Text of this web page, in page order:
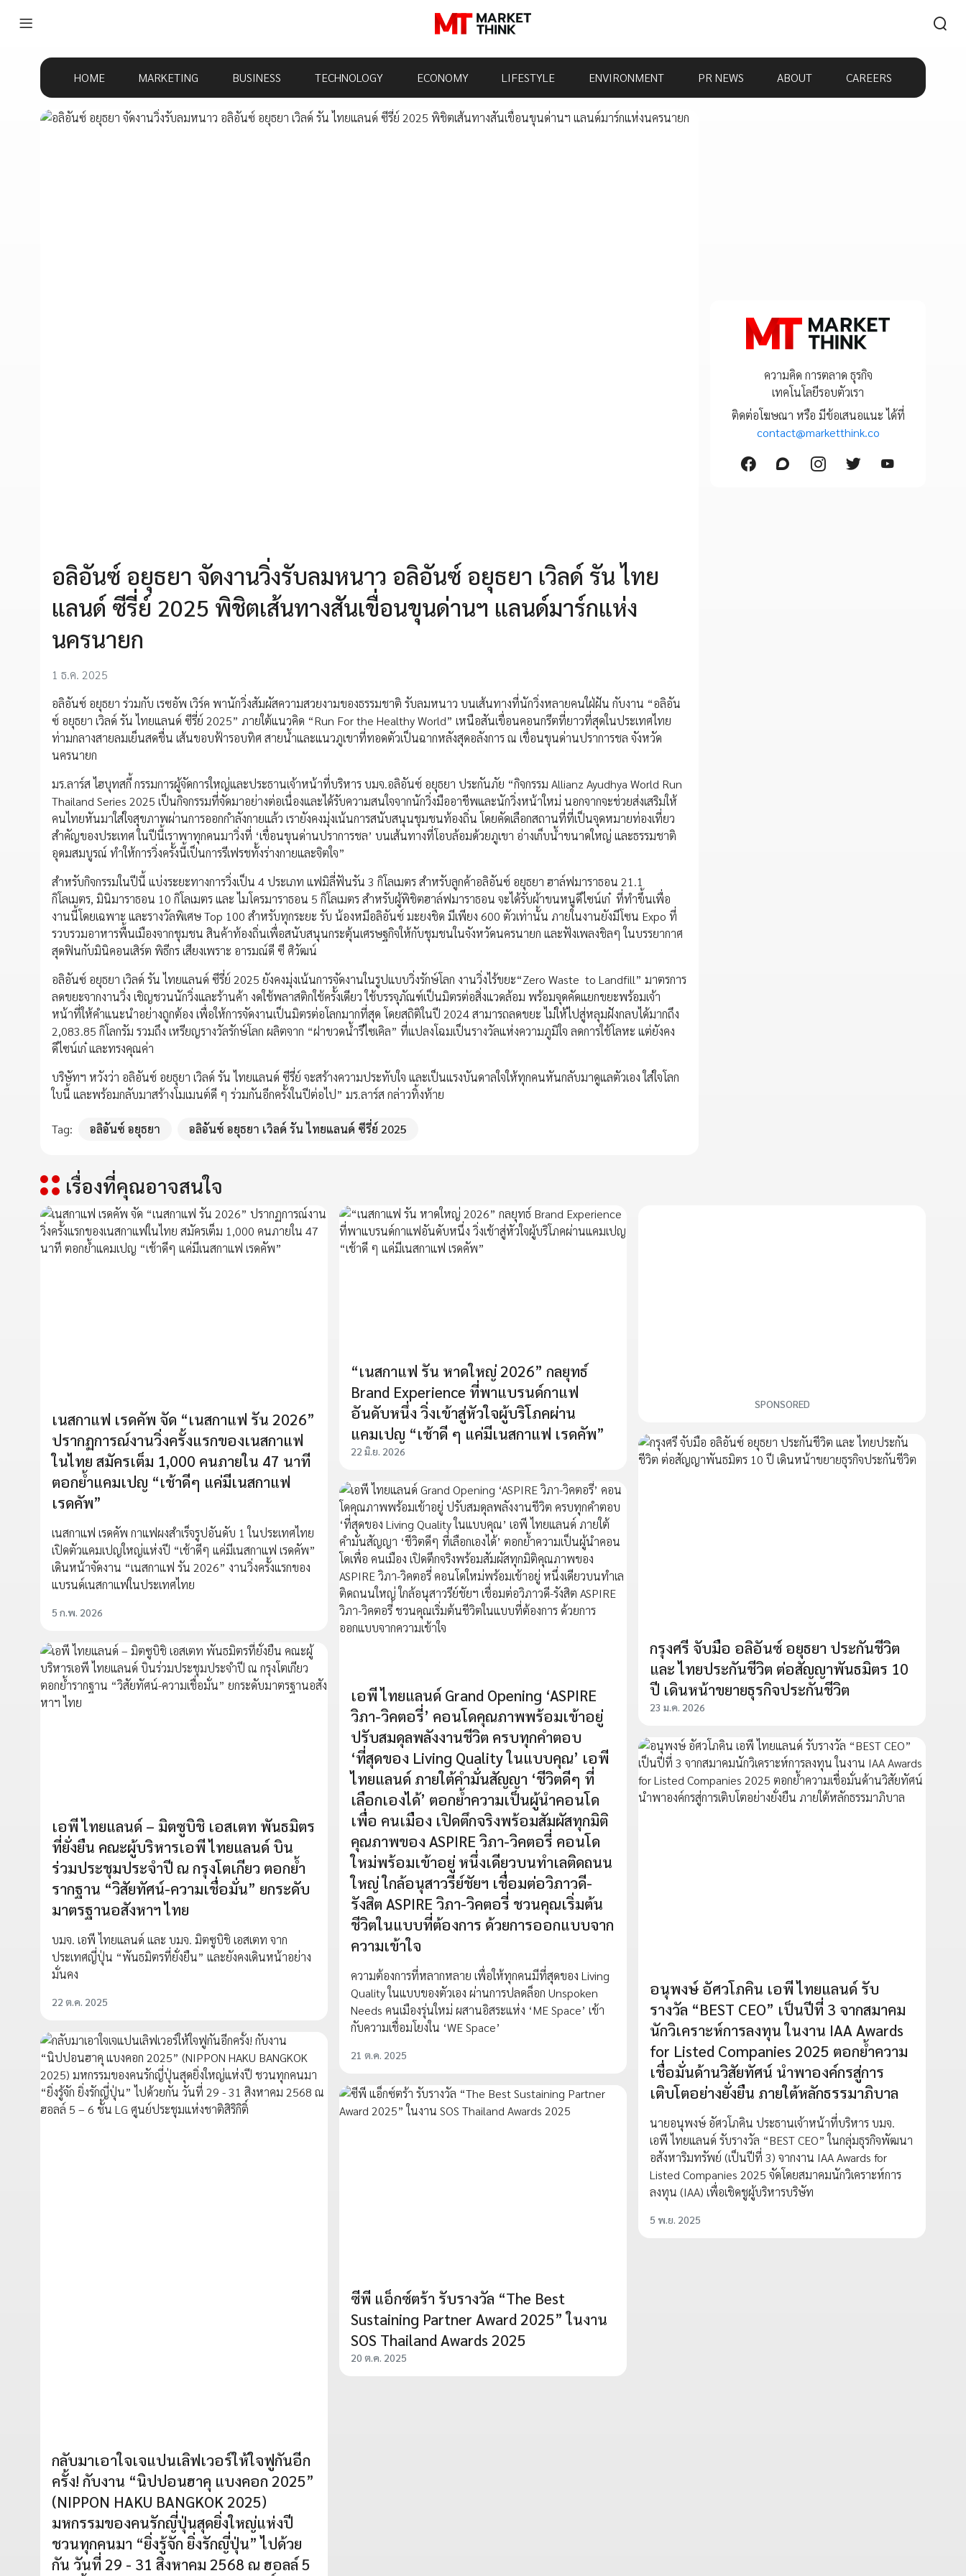
HOME MARKETING BUSINESS TECHNOLOGY ECONOMY LIFESTYLE ENVIRONMENT PR NEWS ABOUT CAREERS
อลิอันซ์ อยุธยา จัดงานวิ่งรับลมหนาว อลิอันซ์ อยุธยา เวิลด์ รัน ไทย
แลนด์ ซีรี่ย์ 2025 พิชิตเส้นทางสันเขื่อนขุนด่านฯ แลนด์มาร์กแห่ง
นครนายก
1 ธ.ค. 2025
อลิอันซ์ อยุธยา ร่วมกับ เรซอัพ เวิร์ค พานักวิ่งสัมผัสความสวยงามของธรรมชาติ รับลมหนาว บนเส้นทางที่นักวิ่งหลายคนใฝ่ฝัน กับงาน “อลิอัน
ซ์ อยุธยา เวิลด์ รัน ไทยแลนด์ ซีรี่ย์ 2025” ภายใต้แนวคิด “Run For the Healthy World” เหนือสันเขื่อนคอนกรีตที่ยาวที่สุดในประเทศไทย
ท่ามกลางสายลมเย็นสดชื่น เส้นขอบฟ้ารอบทิศ สายน้ำและแนวภูเขาที่ทอดตัวเป็นฉากหลังสุดอลังการ ณ เขื่อนขุนด่านปราการชล จังหวัด
นครนายก
มร.ลาร์ส ไฮบุทสกี้ กรรมการผู้จัดการใหญ่และประธานเจ้าหน้าที่บริหาร บมจ.อลิอันซ์ อยุธยา ประกันภัย “กิจกรรม Allianz Ayudhya World Run
Thailand Series 2025 เป็นกิจกรรมที่จัดมาอย่างต่อเนื่องและได้รับความสนใจจากนักวิ่งมืออาชีพและนักวิ่งหน้าใหม่ นอกจากจะช่วยส่งเสริมให้
คนไทยหันมาใส่ใจสุขภาพผ่านการออกกำลังกายแล้ว เรายังคงมุ่งเน้นการสนับสนุนชุมชนท้องถิ่น โดยคัดเลือกสถานที่ที่เป็นจุดหมายท่องเที่ยว
สำคัญของประเทศ ในปีนี้เราพาทุกคนมาวิ่งที่ ‘เขื่อนขุนด่านปราการชล’ บนเส้นทางที่โอบล้อมด้วยภูเขา อ่างเก็บน้ำขนาดใหญ่ และธรรมชาติ
อุดมสมบูรณ์ ทำให้การวิ่งครั้งนี้เป็นการรีเฟรชทั้งร่างกายและจิตใจ”
สำหรับกิจกรรมในปีนี้ แบ่งระยะทางการวิ่งเป็น 4 ประเภท แฟมิลี่ฟันรัน 3 กิโลเมตร สำหรับลูกค้าอลิอันซ์ อยุธยา ฮาล์ฟมาราธอน 21.1
กิโลเมตร, มินิมาราธอน 10 กิโลเมตร และ ไมโครมาราธอน 5 กิโลเมตร สำหรับผู้พิชิตฮาล์ฟมาราธอน จะได้รับผ้าขนหนูดีไซน์เก๋ ที่ทำขึ้นเพื่อ
งานนี้โดยเฉพาะ และรางวัลพิเศษ Top 100 สำหรับทุกระยะ รับ น้องหมีอลิอันซ์ มะยงชิด มีเพียง 600 ตัวเท่านั้น ภายในงานยังมีโซน Expo ที่
รวบรวมอาหารพื้นเมืองจากชุมชน สินค้าท้องถิ่นเพื่อสนับสนุนกระตุ้นเศรษฐกิจให้กับชุมชนในจังหวัดนครนายก และฟังเพลงชิลๆ ในบรรยากาศ
สุดฟินกับมินิคอนเสิร์ต พิธีกร เสียงเพราะ อารมณ์ดี ซี ศิวัฒน์
อลิอันซ์ อยุธยา เวิลด์ รัน ไทยแลนด์ ซีรี่ย์ 2025 ยังคงมุ่งเน้นการจัดงานในรูปแบบวิ่งรักษ์โลก งานวิ่งไร้ขยะ“Zero Waste to Landfill” มาตรการ
ลดขยะจากงานวิ่ง เชิญชวนนักวิ่งและร้านค้า งดใช้พลาสติกใช้ครั้งเดียว ใช้บรรจุภัณฑ์เป็นมิตรต่อสิ่งแวดล้อม พร้อมจุดคัดแยกขยะพร้อมเจ้า
หน้าที่ให้คำแนะนำอย่างถูกต้อง เพื่อให้การจัดงานเป็นมิตรต่อโลกมากที่สุด โดยสถิติในปี 2024 สามารถลดขยะ ไม่ให้ไปสู่หลุมฝังกลบได้มากถึง
2,083.85 กิโลกรัม รวมถึง เหรียญรางวัลรักษ์โลก ผลิตจาก “ฝาขวดน้ำรีไซเคิล” ที่แปลงโฉมเป็นรางวัลแห่งความภูมิใจ ลดการใช้โลหะ แต่ยังคง
ดีไซน์เก๋ และทรงคุณค่า
บริษัทฯ หวังว่า อลิอันซ์ อยธุยา เวิลด์ รัน ไทยแลนด์ ซีรี่ย์ จะสร้างความประทับใจ และเป็นแรงบันดาลใจให้ทุกคนหันกลับมาดูแลตัวเอง ใส่ใจโลก
ใบนี้ และพร้อมกลับมาสร้างโมเมนต์ดี ๆ ร่วมกันอีกครั้งในปีต่อไป” มร.ลาร์ส กล่าวทิ้งท้าย
Tag: อลิอันซ์ อยุธยา อลิอันซ์ อยุธยา เวิลด์ รัน ไทยแลนด์ ซีรี่ย์ 2025
ความคิด การตลาด ธุรกิจ
เทคโนโลยีรอบตัวเรา
ติดต่อโฆษณา หรือ มีข้อเสนอแนะ ได้ที่
contact@marketthink.co
เรื่องที่คุณอาจสนใจ
เนสกาแฟ เรดคัพ จัด “เนสกาแฟ รัน 2026”
ปรากฏการณ์งานวิ่งครั้งแรกของเนสกาแฟ
ในไทย สมัครเต็ม 1,000 คนภายใน 47 นาที
ตอกย้ำแคมเปญ “เช้าดีๆ แค่มีเนสกาแฟ
เรดคัพ”
เนสกาแฟ เรดคัพ กาแฟผงสำเร็จรูปอันดับ 1 ในประเทศไทย
เปิดตัวแคมเปญใหญ่แห่งปี “เช้าดีๆ แค่มีเนสกาแฟ เรดคัพ”
เดินหน้าจัดงาน “เนสกาแฟ รัน 2026” งานวิ่งครั้งแรกของ
แบรนด์เนสกาแฟในประเทศไทย
5 ก.พ. 2026
“เนสกาแฟ รัน หาดใหญ่ 2026” กลยุทธ์
Brand Experience ที่พาแบรนด์กาแฟ
อันดับหนึ่ง วิ่งเข้าสู่หัวใจผู้บริโภคผ่าน
แคมเปญ “เช้าดี ๆ แค่มีเนสกาแฟ เรดคัพ”
22 มิ.ย. 2026
SPONSORED
กรุงศรี จับมือ อลิอันซ์ อยุธยา ประกันชีวิต
และ ไทยประกันชีวิต ต่อสัญญาพันธมิตร 10
ปี เดินหน้าขยายธุรกิจประกันชีวิต
23 ม.ค. 2026
เอพี ไทยแลนด์ Grand Opening ‘ASPIRE
วิภา-วิคตอรี่’ คอนโดคุณภาพพร้อมเข้าอยู่
ปรับสมดุลพลังงานชีวิต ครบทุกคำตอบ
‘ที่สุดของ Living Quality ในแบบคุณ’ เอพี
ไทยแลนด์ ภายใต้คำมั่นสัญญา ‘ชีวิตดีๆ ที่
เลือกเองได้’ ตอกย้ำความเป็นผู้นำคอนโด
เพื่อ คนเมือง เปิดตึกจริงพร้อมสัมผัสทุกมิติ
คุณภาพของ ASPIRE วิภา-วิคตอรี่ คอนโด
ใหม่พร้อมเข้าอยู่ หนึ่งเดียวบนทำเลติดถนน
ใหญ่ ใกล้อนุสาวรีย์ชัยฯ เชื่อมต่อวิภาวดี-
รังสิต ASPIRE วิภา-วิคตอรี่ ชวนคุณเริ่มต้น
ชีวิตในแบบที่ต้องการ ด้วยการออกแบบจาก
ความเข้าใจ
ความต้องการที่หลากหลาย เพื่อให้ทุกคนมีที่สุดของ Living
Quality ในแบบของตัวเอง ผ่านการปลดล็อก Unspoken
Needs คนเมืองรุ่นใหม่ ผสานอิสระแห่ง ‘ME Space’ เข้า
กับความเชื่อมโยงใน ‘WE Space’
21 ต.ค. 2025
เอพี ไทยแลนด์ – มิตซูบิชิ เอสเตท พันธมิตร
ที่ยั่งยืน คณะผู้บริหารเอพี ไทยแลนด์ บิน
ร่วมประชุมประจำปี ณ กรุงโตเกียว ตอกย้ำ
รากฐาน “วิสัยทัศน์-ความเชื่อมั่น” ยกระดับ
มาตรฐานอสังหาฯ ไทย
บมจ. เอพี ไทยแลนด์ และ บมจ. มิตซูบิชิ เอสเตท จาก
ประเทศญี่ปุ่น “พันธมิตรที่ยั่งยืน” และยังคงเดินหน้าอย่าง
มั่นคง
22 ต.ค. 2025
อนุพงษ์ อัศวโภคิน เอพี ไทยแลนด์ รับ
รางวัล “BEST CEO” เป็นปีที่ 3 จากสมาคม
นักวิเคราะห์การลงทุน ในงาน IAA Awards
for Listed Companies 2025 ตอกย้ำความ
เชื่อมั่นด้านวิสัยทัศน์ นำพาองค์กรสู่การ
เติบโตอย่างยั่งยืน ภายใต้หลักธรรมาภิบาล
นายอนุพงษ์ อัศวโภคิน ประธานเจ้าหน้าที่บริหาร บมจ.
เอพี ไทยแลนด์ รับรางวัล “BEST CEO” ในกลุ่มธุรกิจพัฒนา
อสังหาริมทรัพย์ (เป็นปีที่ 3) จากงาน IAA Awards for
Listed Companies 2025 จัดโดยสมาคมนักวิเคราะห์การ
ลงทุน (IAA) เพื่อเชิดชูผู้บริหารบริษัท
5 พ.ย. 2025
กลับมาเอาใจเจแปนเลิฟเวอร์ให้ใจฟูกันอีก
ครั้ง! กับงาน “นิปปอนฮาคุ แบงคอก 2025”
(NIPPON HAKU BANGKOK 2025)
มหกรรมของคนรักญี่ปุ่นสุดยิ่งใหญ่แห่งปี
ชวนทุกคนมา “ยิ่งรู้จัก ยิ่งรักญี่ปุ่น” ไปด้วย
กัน วันที่ 29 - 31 สิงหาคม 2568 ณ ฮอลล์ 5
ซีพี แอ็กซ์ตร้า รับรางวัล “The Best
Sustaining Partner Award 2025” ในงาน
SOS Thailand Awards 2025
20 ต.ค. 2025